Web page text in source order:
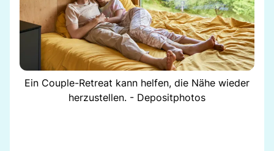
Ein Couple-Retreat kann helfen, die Nähe wieder
herzustellen. - Depositphotos